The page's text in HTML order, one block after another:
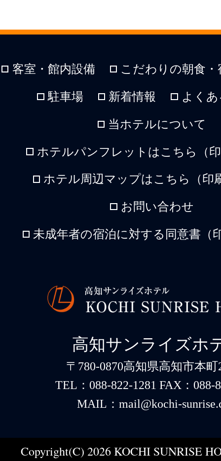
客室・館内設備 こだわりの朝食
駐車場 新着情報 よく
当ホテルについて
ホテルパンフレットはこちら（
ホテル周辺マップはこちら（印
お問い合わせ
未成年者の宿泊に対する同意書（
高知サンライズホ
〒780-0870高知県高知市本町
TEL：088-822-1281 FAX：088-
MAIL：mail@kochi-
Copyright(C) 2026 KOCHI SUNRISE